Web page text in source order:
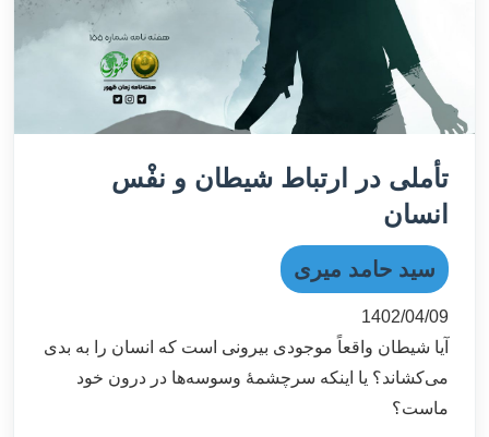
تأملی در ارتباط شیطان و نفْس
انسان
سید حامد میری
1402/04/09
آیا شیطان واقعاً موجودی بیرونی است که انسان را به بدی
می‌کشاند؟ یا اینکه سرچشمۀ وسوسه‌ها در درون خود
ماست؟